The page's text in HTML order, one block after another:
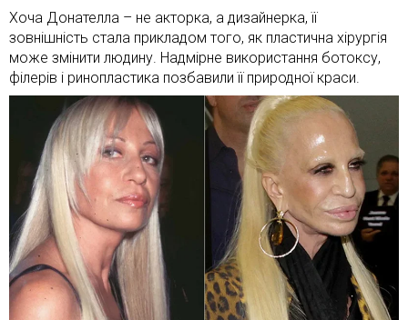
Хоча Донателла – не акторка, а дизайнерка, її
зовнішність стала прикладом того, як пластична хірургія
може змінити людину. Надмірне використання ботоксу,
філерів і ринопластика позбавили її природної краси.